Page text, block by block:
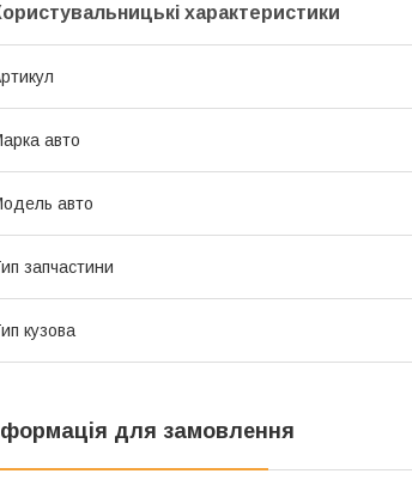
характеристики
авто
авто
запчастини
кузова
для замовлення